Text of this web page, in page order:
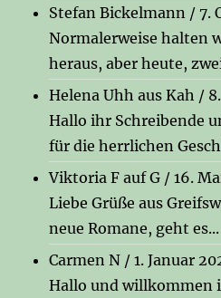
Stefan Bickelmann /7.
Normalerweise halten
heraus, aber heute,
Helena Uhh aus Kah /
Hallo ihr Schreibende
für die herrlichen
Viktoria F auf G /16.
Liebe Grüße aus
neue Romane, geht es...
Carmen N /1. Januar
Hallo und willkommen